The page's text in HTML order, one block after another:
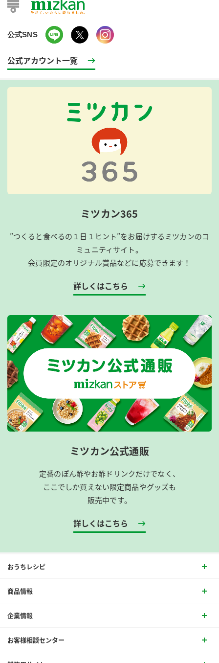
公式SNS
公式アカウント一覧
ミツカン365
”つくると食べるの１日１ヒント”をお届けするミツカンのコ
ミュニティサイト。
会員限定のオリジナル賞品などに応募できます！
詳しくはこちら
ミツカン公式通販
定番のぽん酢やお酢ドリンクだけでなく、
ここでしか買えない限定商品やグッズも
販売中です。
詳しくはこちら
おうちレシピ
商品情報
企業情報
お客様相談センター